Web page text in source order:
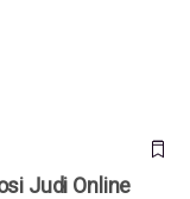
Judi Online